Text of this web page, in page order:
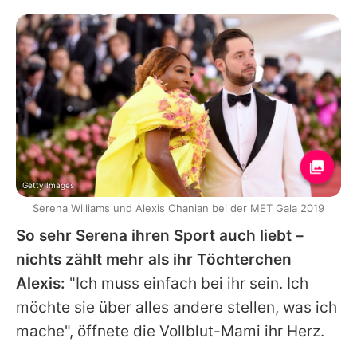
So sehr Serena ihren Sport auch liebt –
nichts zählt mehr als ihr Töchterchen
Alexis: "Ich muss einfach bei ihr sein. Ich
möchte sie über alles andere stellen, was ich
mache", öffnete die Vollblut-Mami ihr Herz.
Getty Images
Serena Williams und Alexis Ohanian bei der MET Gala 2019